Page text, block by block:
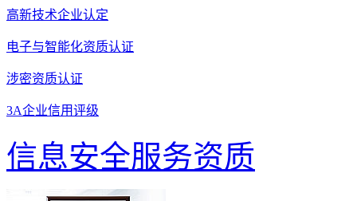
高新技术企业认定
电子与智能化资质认证
涉密资质认证
3A企业信用评级
信息安全服务资质